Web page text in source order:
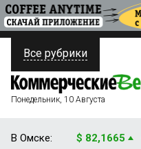
ПОЛИТИКА
ФИНАНСЫ
Все рубрики
Понедельник, 10 Августа
В Омске: $ 82,1665